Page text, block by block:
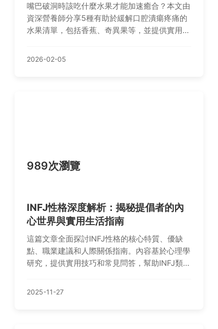
嘴巴破洞時該吃什麼水果才能加速癒合？本文由
資深營養師分享5種有助於緩解口腔潰瘍疼痛的
水果清單，包括香蕉、奇異果等，並提供實用食
2026-02-05
989次瀏覽
INFJ性格深度解析：揭秘提倡者的內
心世界與實用生活指南
這篇文章全面探討INFJ性格的核心特質、優缺
點、職業建議和人際關係指南。內容基於心理學
研究，提供實用技巧和常見問答，幫助INFJ類型
MBTI人格感興趣的讀者。
2025-11-27